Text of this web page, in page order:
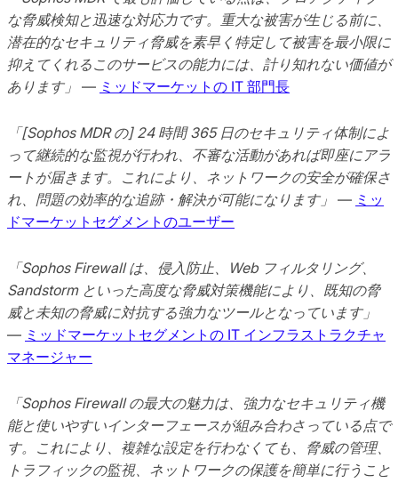
な脅威検知と迅速な対応力です。重大な被害が生じる前に、
潜在的なセキュリティ脅威を素早く特定して被害を最小限に
抑えてくれるこのサービスの能力には、計り知れない価値が
あります」 — ミッドマーケットの IT 部門長
「[Sophos MDR の] 24 時間 365 日のセキュリティ体制によ
って継続的な監視が行われ、不審な活動があれば即座にアラ
ートが届きます。これにより、ネットワークの安全が確保さ
れ、問題の効率的な追跡・解決が可能になります」 — ミッ
ドマーケットセグメントのユーザー
「Sophos Firewall は、侵入防止、Web フィルタリング、
Sandstorm といった高度な脅威対策機能により、既知の脅
威と未知の脅威に対抗する強力なツールとなっています」
— ミッドマーケットセグメントの IT インフラストラクチャ
マネージャー
「Sophos Firewall の最大の魅力は、強力なセキュリティ機
能と使いやすいインターフェースが組み合わさっている点で
す。これにより、複雑な設定を行わなくても、脅威の管理、
トラフィックの監視、ネットワークの保護を簡単に行うこと